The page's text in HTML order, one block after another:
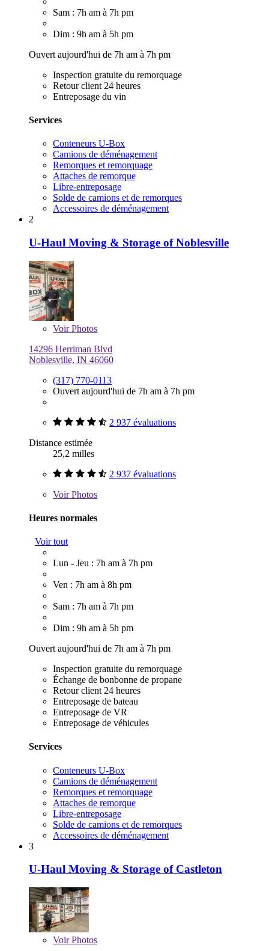
Sam : 7h am à 7h pm
Dim : 9h am à 5h pm
Ouvert aujourd'hui de 7h am à 7h pm
Inspection gratuite du remorquage
Retour client 24 heures
Entreposage du vin
Services
Conteneurs U-Box
Camions de déménagement
Remorques et remorquage
Attaches de remorque
Libre-entreposage
Solde de camions et de remorques
Accessoires de déménagement
2
U-Haul Moving & Storage of Noblesville
VoirPhotos
14296 Herriman Blvd
Noblesville, IN 46060
(317) 770-0113
Ouvert aujourd'hui de 7h am à 7h pm
2 937 évaluations
Distance estimée
25,2 milles
2 937 évaluations
VoirPhotos
Heures normales
Voir tout
Lun - Jeu : 7h am à 7h pm
Ven : 7h am à 8h pm
Sam : 7h am à 7h pm
Dim : 9h am à 5h pm
Ouvert aujourd'hui de 7h am à 7h pm
Inspection gratuite du remorquage
Échange de bonbonne de propane
Retour client 24 heures
Entreposage de bateau
Entreposage de VR
Entreposage de véhicules
Services
Conteneurs U-Box
Camions de déménagement
Remorques et remorquage
Attaches de remorque
Libre-entreposage
Solde de camions et de remorques
Accessoires de déménagement
3
U-Haul Moving & Storage of Castleton
VoirPhotos